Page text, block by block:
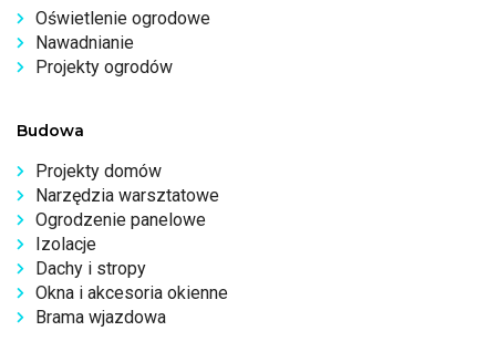
Oświetlenie ogrodowe
Nawadnianie
Projekty ogrodów
Budowa
Projekty domów
Narzędzia warsztatowe
Ogrodzenie panelowe
Izolacje
Dachy i stropy
Okna i akcesoria okienne
Brama wjazdowa